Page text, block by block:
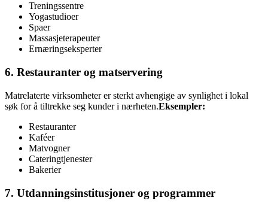
Treningssentre
Yogastudioer
Spaer
Massasjeterapeuter
Ernæringseksperter
6. Restauranter og matservering
Matrelaterte virksomheter er sterkt avhengige av synlighet i lokal
søk for å tiltrekke seg kunder i nærheten.Eksempler:
Restauranter
Kaféer
Matvogner
Cateringtjenester
Bakerier
7. Utdanningsinstitusjoner og programmer